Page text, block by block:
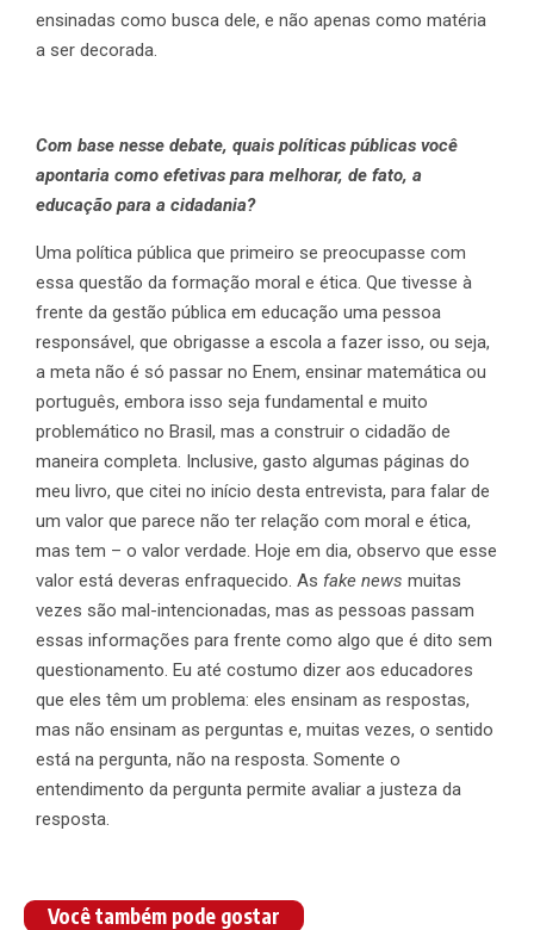
ensinadas como busca dele, e não apenas como matéria
a ser decorada.
Com base nesse debate, quais políticas públicas você
apontaria como efetivas para melhorar, de fato, a
educação para a cidadania?
Uma política pública que primeiro se preocupasse com
essa questão da formação moral e ética. Que tivesse à
frente da gestão pública em educação uma pessoa
responsável, que obrigasse a escola a fazer isso, ou seja,
a meta não é só passar no Enem, ensinar matemática ou
português, embora isso seja fundamental e muito
problemático no Brasil, mas a construir o cidadão de
maneira completa. Inclusive, gasto algumas páginas do
meu livro, que citei no início desta entrevista, para falar de
um valor que parece não ter relação com moral e ética,
mas tem – o valor verdade. Hoje em dia, observo que esse
valor está deveras enfraquecido. As fake news muitas
vezes são mal-intencionadas, mas as pessoas passam
essas informações para frente como algo que é dito sem
questionamento. Eu até costumo dizer aos educadores
que eles têm um problema: eles ensinam as respostas,
mas não ensinam as perguntas e, muitas vezes, o sentido
está na pergunta, não na resposta. Somente o
entendimento da pergunta permite avaliar a justeza da
resposta.
Você também pode gostar